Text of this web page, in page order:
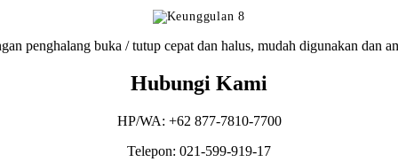
penghalang buka / tutup cepat dan halus, mudah digunakan dan
Hubungi Kami
HP/WA: +62 877-7810-7700
Telepon: 021-599-919-17